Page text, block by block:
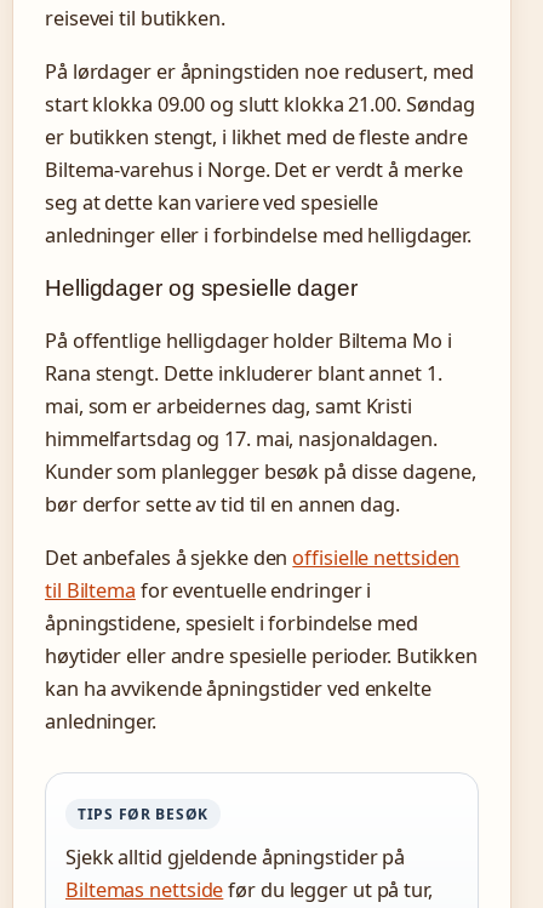
reisevei til butikken.
På lørdager er åpningstiden noe redusert, med
start klokka 09.00 og slutt klokka 21.00. Søndag
er butikken stengt, i likhet med de fleste andre
Biltema-varehus i Norge. Det er verdt å merke
seg at dette kan variere ved spesielle
anledninger eller i forbindelse med helligdager.
Helligdager og spesielle dager
På offentlige helligdager holder Biltema Mo i
Rana stengt. Dette inkluderer blant annet 1.
mai, som er arbeidernes dag, samt Kristi
himmelfartsdag og 17. mai, nasjonaldagen.
Kunder som planlegger besøk på disse dagene,
bør derfor sette av tid til en annen dag.
Det anbefales å sjekke den offisielle nettsiden
til Biltema for eventuelle endringer i
åpningstidene, spesielt i forbindelse med
høytider eller andre spesielle perioder. Butikken
kan ha avvikende åpningstider ved enkelte
anledninger.
TIPS FØR BESØK
Sjekk alltid gjeldende åpningstider på
Biltemas nettsidefør du legger ut på tur,